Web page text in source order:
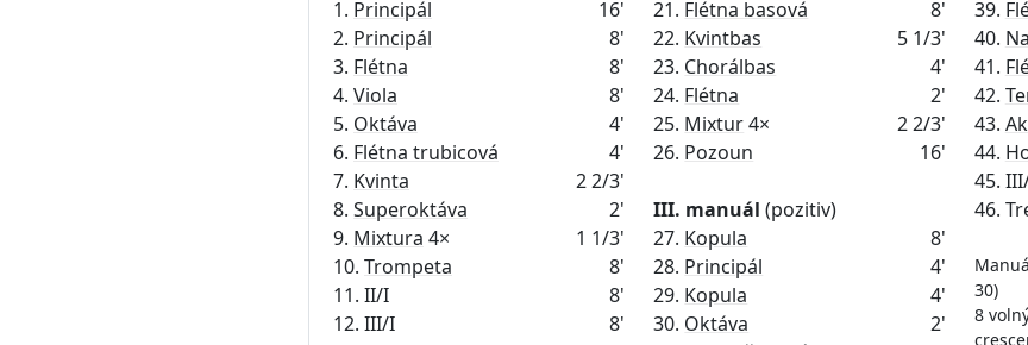
1. Principál
16'
2. Principál
8'
3. Flétna
8'
4. Viola
8'
5. Oktáva
4'
6. Flétna trubicová
4'
7. Kvinta
2 2/3'
8. Superoktáva
2'
9. Mixtura 4×
1 1/3'
10. Trompeta
8'
11. II/I
8'
12. III/I
8'
21. Flétna basová
8'
22. Kvintbas
5 1/3'
23. Chorálbas
4'
24. Flétna
2'
25. Mixtur4×
2 2/3'
26. Pozoun 16'
III. manuál (pozitiv)
27. Kopula
8'
28. Principál
4'
29. Kopula
4'
30. Oktáva
2'
39.
40.
41.
42.
43.
44.
45.
30)
8